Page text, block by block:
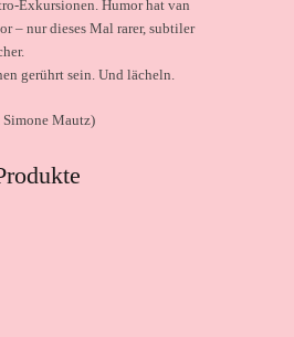
Exkursionen. Humor hat van
– nur dieses Mal rarer, subtiler
gerührt sein. Und lächeln.
Mautz)